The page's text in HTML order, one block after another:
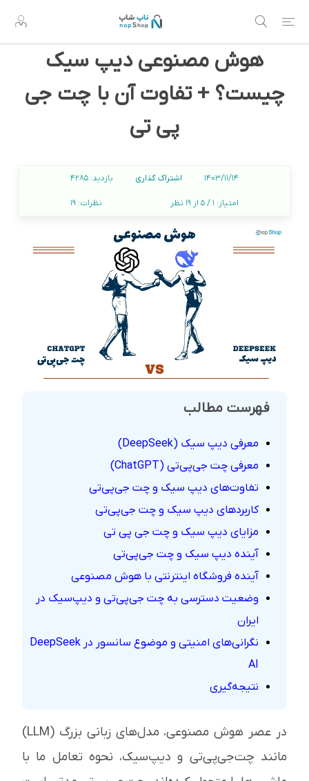
هوش مصنوعی دیپ سیک
چیست؟ + تفاوت آن با چت جی‌
پی‌ تی
1403/11/14 اشتراک گذاری بازدید:4285
امتیاز: 1 / 5 از 19 نظر نظرات:19
فهرست مطالب
معرفی دیپ سیک (DeepSeek)
معرفی چت جی‌پی‌تی (ChatGPT)
تفاوت‌های دیپ سیک و چت جی‌پی‌تی
کاربردهای دیپ سیک و چت جی‌پی‌تی
مزایای دیپ سیک و چت جی‌ پی‌ تی
آینده دیپ سیک و چت جی‌پی‌تی
آینده فروشگاه اینترنتی با هوش مصنوعی
وضعیت دسترسی به چت جی‌پی‌تی و دیپ‌سیک در
ایران
نگرانی‌های امنیتی و موضوع سانسور در DeepSeek
AI
نتیجه‌گیری
در عصر هوش مصنوعی، مدل‌های زبانی بزرگ (LLM)
مانند چت‌جی‌پی‌تی و دیپ‌سیک، نحوه تعامل ما با